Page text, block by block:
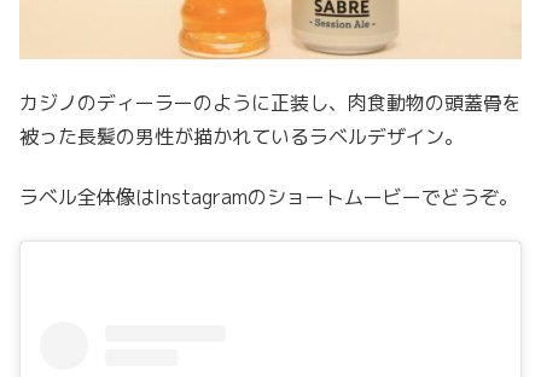
カジノのディーラーのように正装し、肉食動物の頭蓋骨を
被った長髪の男性が描かれているラベルデザイン。
ラベル全体像はInstagramのショートムービーでどうぞ。